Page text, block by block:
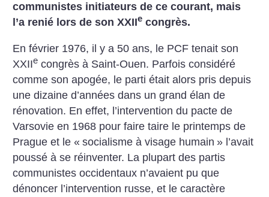
communistes initiateurs de ce courant, mais
l’a renié lors de son XXIIe congrès.
En février 1976, il y a 50 ans, le PCF tenait son
XXIIe congrès à Saint-Ouen. Parfois considéré
comme son apogée, le parti était alors pris depuis
une dizaine d’années dans un grand élan de
rénovation. En effet, l’intervention du pacte de
Varsovie en 1968 pour faire taire le printemps de
Prague et le « socialisme à visage humain » l’avait
poussé à se réinventer. La plupart des partis
communistes occidentaux n’avaient pu que
dénoncer l’intervention russe, et le caractère